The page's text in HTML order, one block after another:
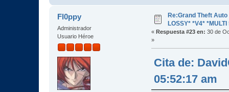
Fl0ppy
Administrador
Usuario Héroe
Re:Grand Theft
LOSSY* *V4*
« Respuesta #23 en: 30 de
»
Cita de:
05:52:17 am